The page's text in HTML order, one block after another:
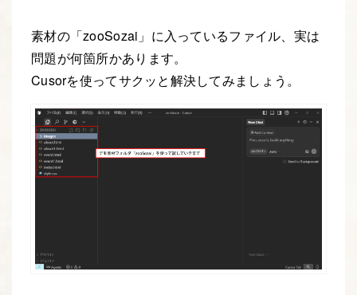
素材の「zooSozai」に入っているファイル、実は
問題が何箇所かあります。
Cusorを使ってサクッと解決してみましょう。